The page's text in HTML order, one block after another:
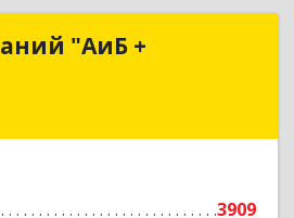
"АиБ +
3909
компаний "АиБ +
Подробнее